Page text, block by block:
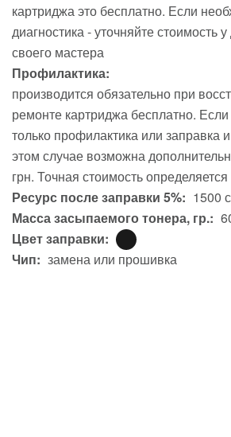
картриджа это бесплатно. Если
диагностика - уточняйте стоимость
своего мастера
Профилактика:
производится обязательно при
ремонте картриджа бесплатно.
только профилактика или заправка
этом случае возможна
грн. Точная стоимость
Ресурс после заправки 5%: 1500
Масса засыпаемого тонера, гр.:
Цвет заправки:
Чип: замена или прошивка